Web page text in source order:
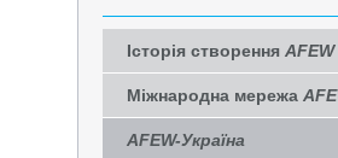
Історія створення AFEW
Міжнародна мережа
AFEW-Україна